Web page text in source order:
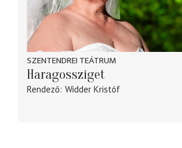
SZENTENDREI TEÁTRUM
Haragossziget
Rendező Widder Kristóf